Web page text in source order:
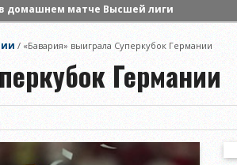
домашнем матче Высшей лиги
/ «Бавария» выиграла Суперкубок Германии
Германии